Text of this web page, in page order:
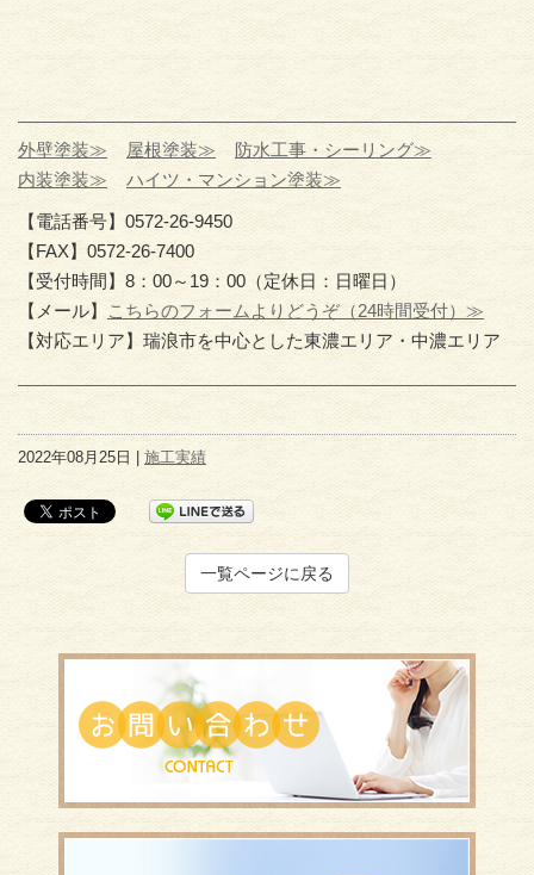
外壁塗装≫ 屋根塗装≫
防水工事・シーリング≫
内装塗装≫
ハイツ・マンション塗装≫
【電話番号】0572-26-9450
【FAX】0572-26-7400
【受付時間】8：00～19：00（定休日：日曜日）
【メール】
こちらのフォームよりどうぞ（24時間受付）≫
【対応エリア】瑞浪市を中心とした東濃エリア・中濃エリア
2022年08月25日 | 施工実績
一覧ページに戻る